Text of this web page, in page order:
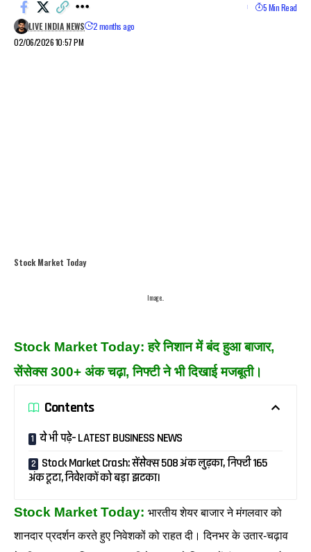
02/06/2026 10:57 PM
LIVE INDIA NEWS 2 months ago
5 Min Read
Stock Market Today
Image..
Stock Market Today: हरे निशान में बंद हुआ बाजार,
सेंसेक्स 300+ अंक चढ़ा, निफ्टी ने भी दिखाई मजबूती।
Contents
ये भी पढ़े– LATEST BUSINESS NEWS
Stock Market Crash: सेंसेक्स 508 अंक लुढ़का, निफ्टी 165
अंक टूटा, निवेशकों को बड़ा झटका।
Stock Market Today: भारतीय शेयर बाजार ने मंगलवार को
शानदार प्रदर्शन करते हुए निवेशकों को राहत दी। दिनभर के उतार-चढ़ाव